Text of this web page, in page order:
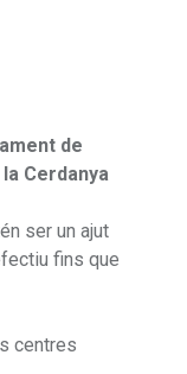
de
Cerdanya
ser un ajut
fins que
centres